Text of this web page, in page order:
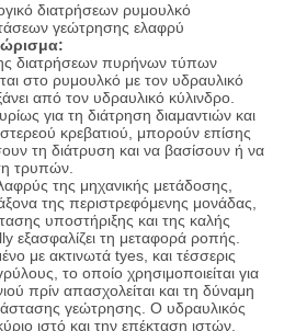
διατρήσεων ρυμουλκό
γεώτρησης ελαφρύ
διατρήσεων πυρήνων τύπων
στο ρυμουλκό με τον υδραυλικό
από τον υδραυλικό κύλινδρο.
για τη διάτρηση διαμαντιών και
κρεβατιού, μπορούν επίσης
τη διάτρυση και να βασίσουν ή να
τρυπών.
της μηχανικής μετάδοσης,
της περιστρεφόμενης μονάδας,
υποστήριξης και της καλής
εξασφαλίζει τη μεταφορά ροπής.
με ακτινωτά tyes, και τέσσερις
το οποίο χρησιμοποιείται για
πρίν απασχολείται και τη δύναμη
γεώτρησης. Ο υδραυλικός
ιστό και την επέκταση ιστών,